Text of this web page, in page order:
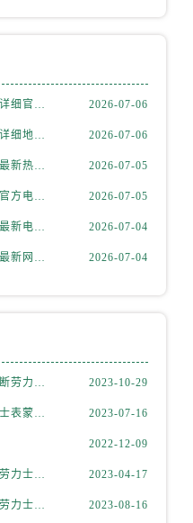
福建省南平市建阳区人民西路劳力士售后服务中心（需提前预约）
江苏省徐州市鼓楼区淮海东路29号苏宁广场IFC国际金融中心35层3508室劳力士售后服务中心（需提前预约）
劳力士中国官方售后服务中心｜详细官方热线及维修地址权威信息通知（2026年7月最新） 2026-07-06
劳力士中国官方售后服务中心｜详细地址及售后服务电话权威信息通知（2026年7月最新） 2026-07-06
劳力士中国官方售后服务中心｜最新热线和详细网点地址权威信息通告（2026年7月最新） 2026-07-05
劳力士中国官方售后服务中心｜官方电话和完整维修地址权威信息通知（2026年7月最新） 2026-07-05
劳力士中国官方售后服务中心｜最新电话和详细维修地址权威信息通告（2026年7月最新） 2026-07-04
劳力士中国官方售后服务中心｜最新网点地址及电话权威信息声明（2026年7月最新） 2026-07-04
劳力士辨别真伪的方法（如何判断劳力士的真假） 2023-10-29
劳力士表蒙正确更换方式（劳力士表蒙更换知识） 2023-07-16
2022-12-09
劳力士调试时间和日期的方法（劳力士该如何调试） 2023-04-17
劳力士生锈该如何维修劳力士（劳力士生锈怎么处理） 2023-08-16